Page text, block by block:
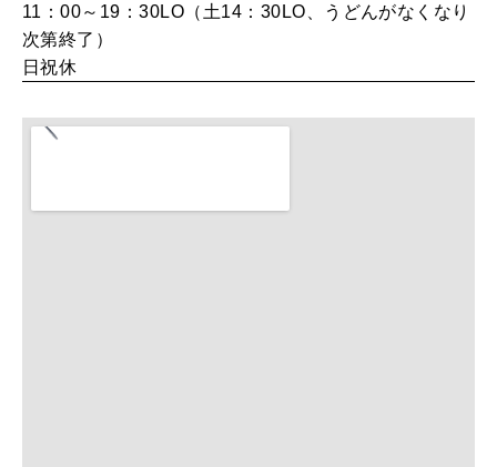
MAGAZINE
2026年8月号『お茶の時間です。』
11：00～19：30LO（土14：30LO、うどんがなくなり
次第終了）
日祝休